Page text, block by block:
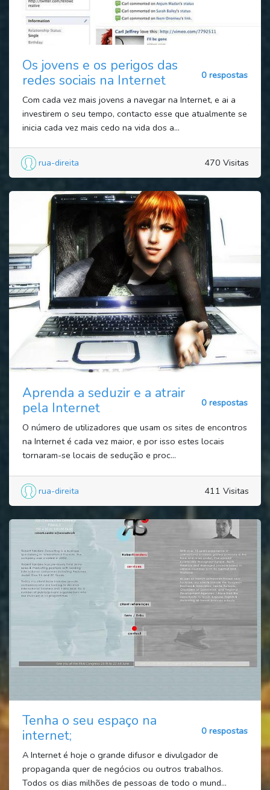
Os jovens e os perigos das
redes sociais na Internet
0 respostas
Com cada vez mais jovens a navegar na Internet, e ai a
investirem o seu tempo, contacto esse que atualmente se
inicia cada vez mais cedo na vida dos a...
rua-direita 470 Visitas
Aprenda a seduzir e a atrair
pela Internet
0 respostas
O número de utilizadores que usam os sites de encontros
na Internet é cada vez maior, e por isso estes locais
tornaram-se locais de sedução e proc...
rua-direita 411 Visitas
Tenha o seu espaço na
internet;
0 respostas
A Internet é hoje o grande difusor e divulgador de
propaganda quer de negócios ou outros trabalhos.
Todos os dias milhões de pessoas de todo o mund...